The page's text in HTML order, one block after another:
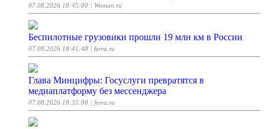
07.08.2026 18:45:00 | Woman.ru
Беспилотные грузовики прошли 19 млн км в России
07.08.2026 18:41:48 | ferra.ru
Глава Минцифры: Госуслуги превратятся в
медиаплатформу без мессенджера
07.08.2026 18:35:00 | ferra.ru